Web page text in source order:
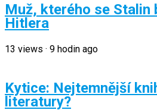
Muž, kterého se Stalin
Hitlera
13 views · 9 hodin ago
Kytice: Nejtemnější
literatury?